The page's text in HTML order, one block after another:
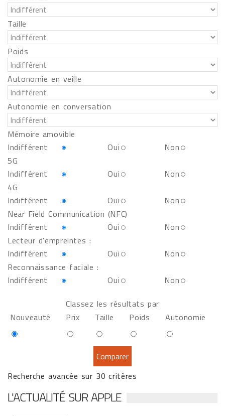
Taille
Poids
Autonomie en veille
Autonomie en conversation
Mémoire amovible
Indifférent
Oui
Non
5G
Indifférent
Oui
Non
4G
Indifférent
Oui
Non
Near Field Communication (NFC)
Indifférent
Oui
Non
Lecteur d'empreintes :
Indifférent
Oui
Non
Reconnaissance faciale :
Indifférent
Oui
Non
Classez les résultats par
Nouveauté
Prix Taille Poids Autonomie
Recherche avancée sur 30 critères
L'ACTUALITÉ SUR APPLE